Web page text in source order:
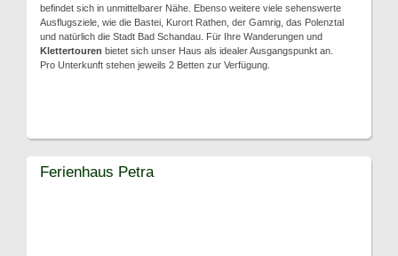
befindet sich in unmittelbarer Nähe. Ebenso weitere viele sehenswerte
Ausflugsziele, wie die Bastei, Kurort Rathen, der Gamrig, das Polenztal
und natürlich die Stadt Bad Schandau. Für Ihre Wanderungen und
Klettertouren bietet sich unser Haus als idealer Ausgangspunkt an.
Pro Unterkunft stehen jeweils 2 Betten zur Verfügung.
Ferienhaus Petra